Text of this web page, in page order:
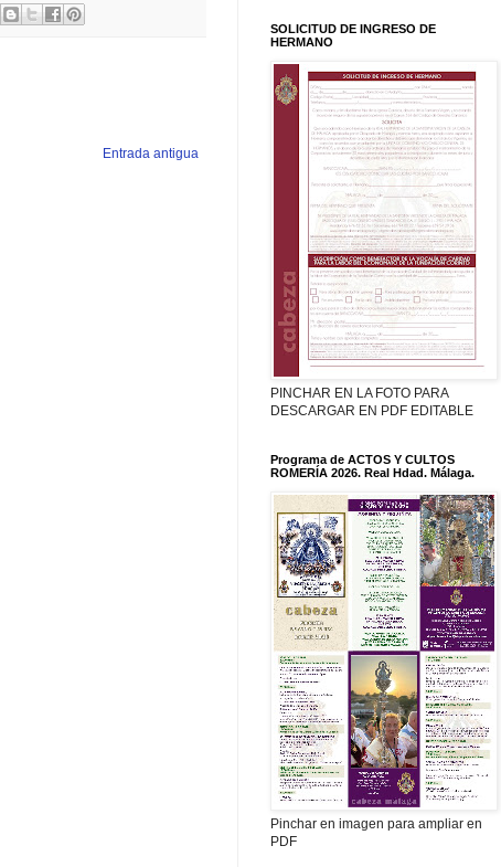
Entrada antigua
SOLICITUD DE INGRESO DE
HERMANO
PINCHAR EN LA FOTO PARA
DESCARGAR EN PDF EDITABLE
Programa de ACTOS Y CULTOS
ROMERÍA 2026. Real Hdad. Málaga.
Pinchar en imagen para ampliar en
PDF